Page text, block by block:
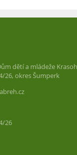
dětí a mládeže
26, okres Šumperk
26